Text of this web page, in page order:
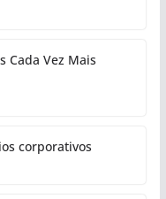
Cada Vez Mais
corporativos